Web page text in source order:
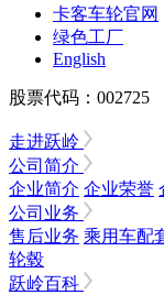
卡客车轮官网
绿色工厂
English
股票代码：002725
走进跃岭
公司简介
企业简介 企业荣誉
公司业务
售后业务 乘用车配
轮毂
跃岭百科